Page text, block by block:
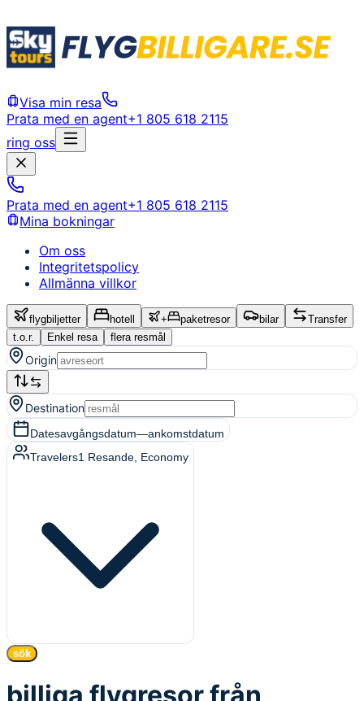
Visa min resa
Prata med en agent+1 805 618 2115
ring oss
Prata med en agent+1 805 618 2115
Mina bokningar
Om oss
Integritetspolicy
Allmänna villkor
flygbiljetter hotell + paketresor bilar
Transfer
t.o.r.
Enkel resa flera resmål
Origin
Destination
Datesavgångsdatum—ankomstdatum
Travelers1 Resande , Economy
sök